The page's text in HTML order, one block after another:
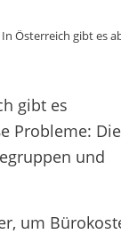
Österreich gibt es
gibt es
Probleme: Die
und
um